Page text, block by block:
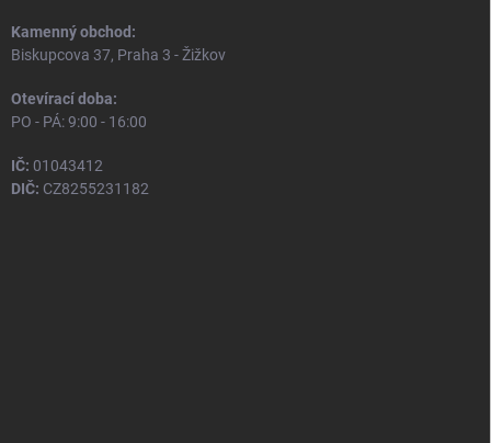
Kamenný obchod:
Biskupcova 37, Praha 3 - Žižkov
Otevírací doba:
PO - PÁ: 9:00 - 16:00
IČ: 01043412
DIČ: CZ8255231182